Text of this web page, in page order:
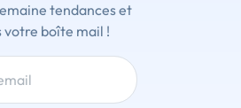
tendances et
votre boîte mail !